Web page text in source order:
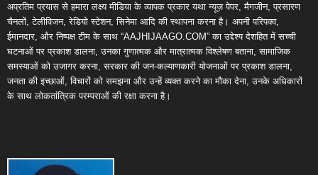
अप्रतिम प्रयास से हमारा लक्ष्य मीडिया के व्यापक प्रकार यथा न्यूज़ पेपर, मैगजीन, प्रसारण
चैनलों, टेलीविजन, रेडियो स्टेशन, सिनेमा आदि की स्थापना करना है। अपनी परिपक्व,
ईमानदार, और निष्पक्ष टीम के साथ “AAJHIJAAGO.COM” का उद्देश्य देशहित में सच्ची
घटनाओं पर प्रकाश डालना, उनका गुणात्मक और मात्रात्मक विश्लेषण बताना, सामाजिक
समस्याओं को उजागर करना, सरकार की जन-कल्याणकारी योजनाओं पर प्रकाश डालना,
जनता की इच्छाओं, विचारों को समझना और उन्हें व्यक्त करने का मौका देना, उनके अधिकारों
के साथ लोकतांत्रिक परम्पराओं की रक्षा करना है।